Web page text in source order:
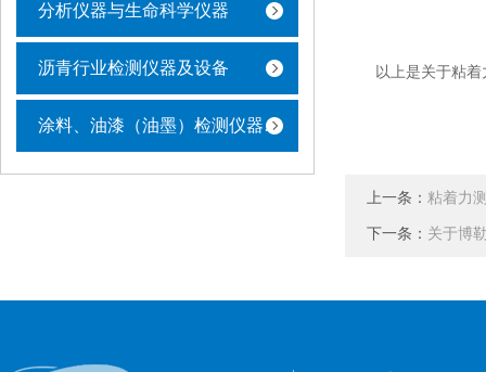
分析仪器与生命科学仪器
沥青行业检测仪器及设备
涂料、油漆（油墨）检测仪器及设备
以上是关于粘着
上一条： 粘着力
下一条： 关于博